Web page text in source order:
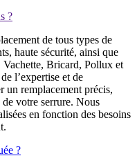
?
de tous types de
haute sécurité, ainsi que
Vachette, Bricard, Pollux et
l’expertise et de
un remplacement précis,
votre serrure. Nous
en fonction des besoins
?